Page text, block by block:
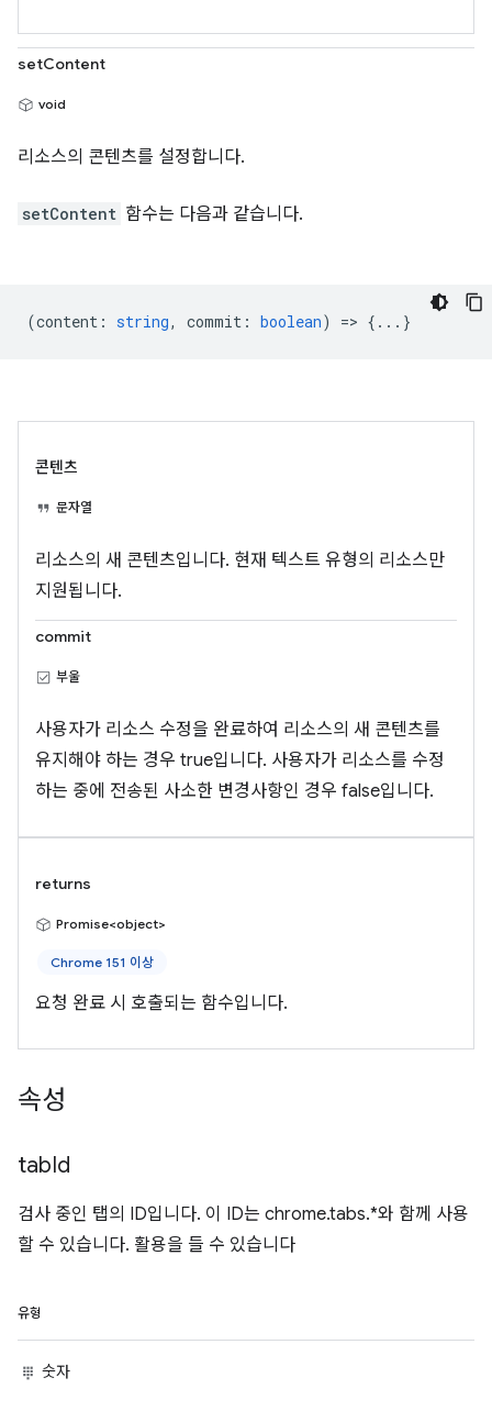
setContent
void
리소스의 콘텐츠를 설정합니다.
setContent 함수는 다음과 같습니다.
(content : string, commit : boolean) => {...}
콘텐츠
문자열
리소스의 새 콘텐츠입니다. 현재 텍스트 유형의 리소스만
지원됩니다.
commit
부울
사용자가 리소스 수정을 완료하여 리소스의 새 콘텐츠를
유지해야 하는 경우 true입니다. 사용자가 리소스를 수정
하는 중에 전송된 사소한 변경사항인 경우 false입니다.
returns
Promise<object>
Chrome 151 이상
요청 완료 시 호출되는 함수입니다.
속성
tabId
검사 중인 탭의 ID입니다. 이 ID는 chrome.tabs.*와 함께 사용
할 수 있습니다. 활용을 들 수 있습니다
유형
숫자